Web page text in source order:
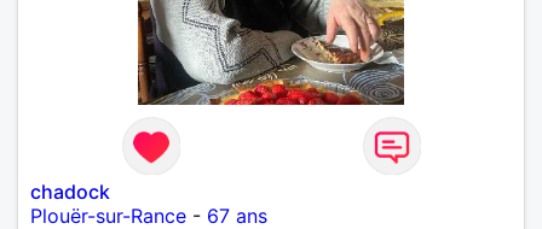
chadock
Plouër-sur-Rance - 67 ans